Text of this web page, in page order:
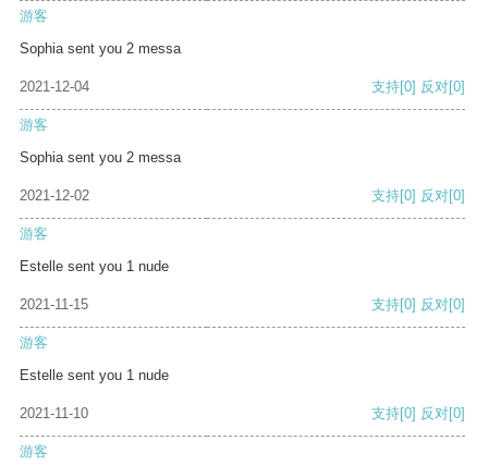
游客
Sophia sent you 2 messa
2021-12-04 支持[0] 反对[0]
游客
Sophia sent you 2 messa
2021-12-02 支持[0] 反对[0]
游客
Estelle sent you 1 nude
2021-11-15 支持[0] 反对[0]
游客
Estelle sent you 1 nude
2021-11-10 支持[0] 反对[0]
游客